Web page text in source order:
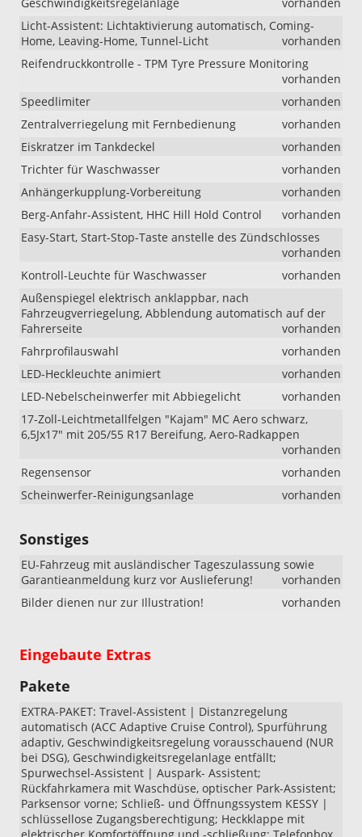
Licht-Assistent: Lichtaktivierung automatisch, Coming-
Home, Leaving-Home, Tunnel-Licht
vorhanden
Reifendruckkontrolle - TPM Tyre Pressure Monitoring
vorhanden
Speedlimiter
vorhanden
Zentralverriegelung mit Fernbedienung
vorhanden
Eiskratzer im Tankdeckel
vorhanden
Trichter für Waschwasser
vorhanden
Anhängerkupplung-Vorbereitung
vorhanden
Berg-Anfahr-Assistent, HHC Hill Hold Control
vorhanden
Easy-Start, Start-Stop-Taste anstelle des Zündschlosses
vorhanden
Kontroll-Leuchte für Waschwasser
vorhanden
Außenspiegel elektrisch anklappbar, nach
Fahrzeugverriegelung, Abblendung automatisch auf der
Fahrerseite
vorhanden
Fahrprofilauswahl
vorhanden
LED-Heckleuchte animiert
vorhanden
LED-Nebelscheinwerfer mit Abbiegelicht
vorhanden
17-Zoll-Leichtmetallfelgen "Kajam" MC Aero schwarz,
6,5Jx17" mit 205/55 R17 Bereifung, Aero-Radkappen
vorhanden
Regensensor
vorhanden
Scheinwerfer-Reinigungsanlage
vorhanden
Sonstiges
EU-Fahrzeug mit ausländischer Tageszulassung sowie
Garantieanmeldung kurz vor Auslieferung!
vorhanden
Bilder dienen nur zur Illustration!
vorhanden
Eingebaute Extras
Pakete
EXTRA-PAKET: Travel-Assistent | Distanzregelung
automatisch (ACC Adaptive Cruise Control), Spurführung
adaptiv, Geschwindigkeitsregelung vorausschauend (NUR
bei DSG), Geschwindigkeitsregelanlage entfällt;
Spurwechsel-Assistent | Auspark- Assistent;
Rückfahrkamera mit Waschdüse, optischer Park-Assistent;
Parksensor vorne; Schließ- und Öffnungssystem KESSY |
schlüssellose Zugangsberechtigung; Heckklappe mit
elektrischer Komfortöffnung und -schließung; Telefonbox